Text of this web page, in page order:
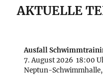
AKTUELLE
Ausfall
7. August 2026 18:00
Neptun-